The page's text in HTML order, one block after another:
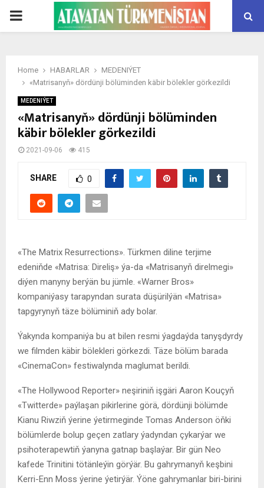
PRIMARY
Home HABARLAR
MEDENIÝET
«Matrisanyň» dördünji bölüminden käbir bölekler görkezildi
MEDENIÝET
«Matrisanyň» dördünji bölüminden
käbir bölekler görkezildi
2021-09-06 415
SHARE 0
«The Matrix Resurrections». Türkmen diline terjime
edeniňde «Matrisa: Direliş» ýa-da «Matrisanyň direlmegi»
diýen manyny berýän bu jümle. «Warner Bros»
kompaniýasy tarapyndan surata düşürilýän «Matrisa»
tapgyrynyň täze bölüminiň ady bolar.
Ýakynda kompaniýa bu at bilen resmi ýagdaýda tanyşdyrdy
we filmden käbir bölekleri görkezdi. Täze bölüm barada
«CinemaCon» festiwalynda maglumat berildi.
«The Hollywood Reporter» neşiriniň işgäri Aaron Kouçyň
«Twitterde» paýlaşan pikirlerine görä, dördünji bölümde
Kianu Riwziň ýerine ýetirmeginde Tomas Anderson öňki
bölümlerde bolup geçen zatlary ýadyndan çykarýar we
psihoterapewtiň ýanyna gatnap başlaýar. Bir gün Neo
kafede Trinitini tötänleýin görýär. Bu gahrymanyň keşbini
Kerri-Enn Moss ýerine ýetirýär. Ýöne gahrymanlar biri-birini